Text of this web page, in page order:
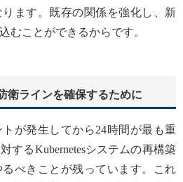
ます。既存の関係を強化し、新
むことができるからです。
衛ラインを確保するために
が発生してから24時間が最も重
するKubernetesシステムの再構築
べきことが残っています。これ